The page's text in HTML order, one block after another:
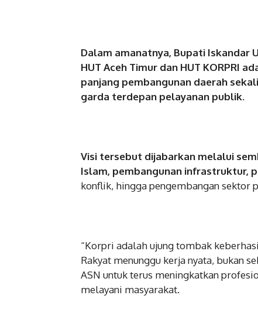
Dalam amanatnya, Bupati Iskandar
HUT Aceh Timur dan HUT KORPRI
panjang pembangunan daerah
garda terdepan pelayanan publik.
Visi tersebut dijabarkan melalui
Islam, pembangunan infrastruktur,
konflik, hingga pengembangan sektor
“Korpri adalah ujung tombak
Rakyat menunggu kerja nyata, bukan
ASN untuk terus meningkatkan
melayani masyarakat.